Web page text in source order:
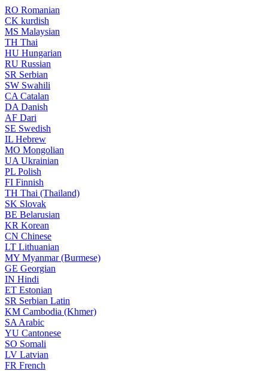
RO Romanian
CK kurdish
MS Malaysian
TH Thai
HU Hungarian
RU Russian
SR Serbian
SW Swahili
CA Catalan
DA Danish
AF Dari
SE Swedish
IL Hebrew
MO Mongolian
UA Ukrainian
PL Polish
FI Finnish
TH Thai (Thailand)
SK Slovak
BE Belarusian
KR Korean
CN Chinese
LT Lithuanian
MY Myanmar (Burmese)
GE Georgian
IN Hindi
ET Estonian
SR Serbian Latin
KM Cambodia (Khmer)
SA Arabic
YU Cantonese
SO Somali
LV Latvian
FR French